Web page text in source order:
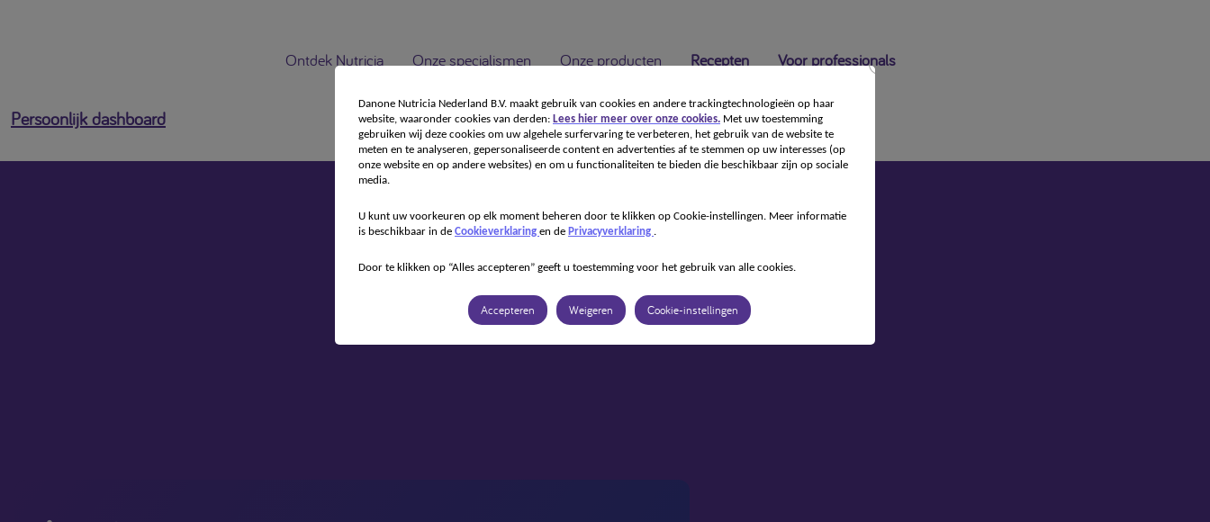
Ontdek Nutricia Onze specialismen Onze producten Recepten Voor professionals
Persoonlijk dashboard
Danone Nutricia Nederland B.V. maakt gebruik van cookies en andere trackingtechnologieën op haar
website, waaronder cookies van derden: Lees hier meer over onze cookies. Met uw toestemming
gebruiken wij deze cookies om uw algehele surfervaring te verbeteren, het gebruik van de website te
meten en te analyseren, gepersonaliseerde content en advertenties af te stemmen op uw interesses (op
onze website en op andere websites) en om u functionaliteiten te bieden die beschikbaar zijn op sociale
media.
U kunt uw voorkeuren op elk moment beheren door te klikken op Cookie-instellingen. Meer informatie
is beschikbaar in de Cookieverklaring en de Privacyverklaring .
Door te klikken op “Alles accepteren” geeft u toestemming voor het gebruik van alle cookies.
Accepteren Weigeren Cookie-instellingen